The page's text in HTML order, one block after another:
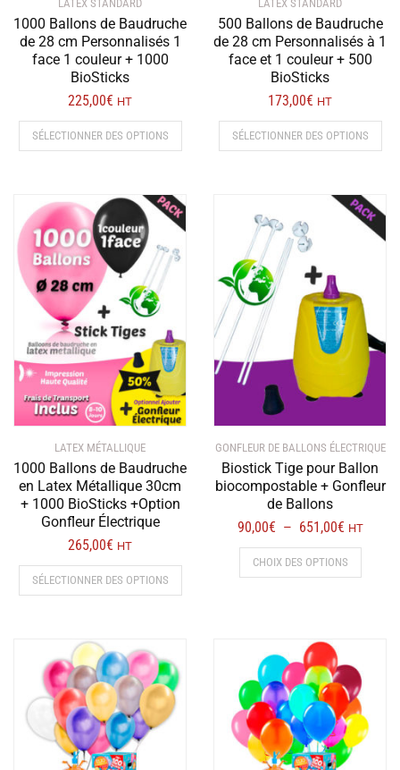
LATEX STANDARD
1000 Ballons de Baudruche
de 28 cm Personnalisés 1
face 1 couleur + 1000
BioSticks
225,00€ HT
SÉLECTIONNER DES OPTIONS
Ce
variations.
Les
la
du
LATEX STANDARD
500 Ballons de Baudruche
de 28 cm Personnalisés à 1
face et 1 couleur + 500
BioSticks
173,00€ HT
SÉLECTIONNER DES OPTIONS
Ce
la
LATEX MÉTALLIQUE
1000 Ballons de Baudruche
en Latex Métallique 30cm
+ 1000 BioSticks +Option
Gonfleur Électrique
265,00€ HT
SÉLECTIONNER DES OPTIONS
Ce
GONFLEUR DE BALLONS ÉLECTRIQUE
Biostick Tige pour Ballon
biocompostable + Gonfleur
de Ballons
90,00€ – 651,00€Plage
de
prix :
HT
CHOIX DES OPTIONS
Ce
options
peuvent
être
choisies